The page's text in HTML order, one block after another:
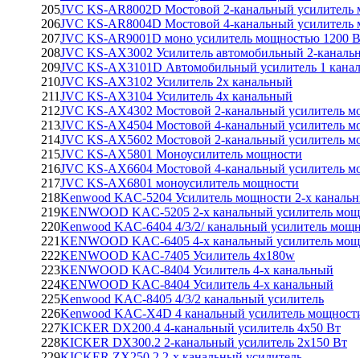
205JVC KS-AR8002D Мостовой 2-канальный усилитель
206JVC KS-AR8004D Мостовой 4-канальный усилитель
207JVC KS-AR9001D моно усилитель мощностью 1200
208JVC KS-AX3002 Усилитель автомобильный 2-
209JVC KS-AX3101D Автомобильный усилитель 1
210JVC KS-AX3102 Усилитель 2х канальный
211JVC KS-AX3104 Усилитель 4х канальный
212JVC KS-AX4302 Мостовой 2-канальный усилитель
213JVC KS-AX4504 Мостовой 4-канальный усилитель
214JVC KS-AX5602 Мостовой 2-канальный усилитель
215JVC KS-AX5801 Моноусилитель мощности
216JVC KS-AX6604 Мостовой 4-канальный усилитель
217JVC KS-AX6801 моноусилитель мощности
218Kenwood KAC-5204 Усилитель мощности 2-х
219KENWOOD KAC-5205 2-х канальный усилитель
220Kenwood KAC-6404 4/3/2/ канальный усилитель
221KENWOOD KAC-6405 4-х канальный усилитель
222KENWOOD KAC-7405 Усилитель 4х180w
223KENWOOD KAC-8404 Усилитель 4-х канальный
224KENWOOD KAC-8404 Усилитель 4-х канальный
225Kenwood KAC-8405 4/3/2 канальный усилитель
226Kenwood KAC-X4D 4 канальный усилитель
227KICKER DX200.4 4-канальный усилитель 4х50 Вт
228KICKER DX300.2 2-канальный усилитель 2х150 Вт